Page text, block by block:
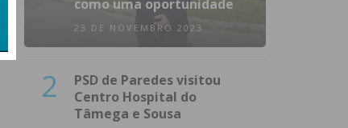
como uma oportunidade
23 DE NOVEMBRO 2023
2
PSD de Paredes visitou
Centro Hospital do
Tâmega e Sousa